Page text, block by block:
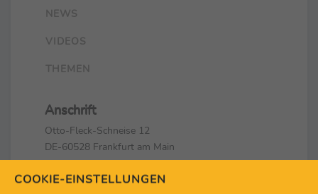
NEWS
VIDEOS
THEMEN
Anschrift
Otto-Fleck-Schneise 12
DE-60528 Frankfurt am Main
Kontakt
COOKIE-EINSTELLUNGEN